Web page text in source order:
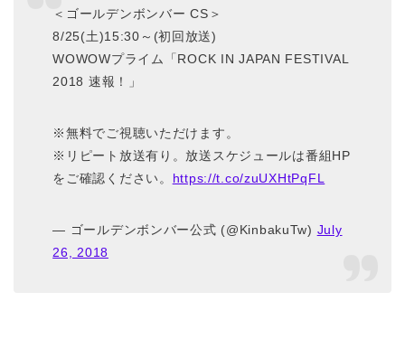
＜ゴールデンボンバー CS＞
8/25(土)15:30～(初回放送)
WOWOWプライム「ROCK IN JAPAN FESTIVAL
2018 速報！」
※無料でご視聴いただけます。
※リピート放送有り。放送スケジュールは番組HP
をご確認ください。 https://t.co/zuUXHtPqFL
— ゴールデンボンバー公式 (@KinbakuTw) July
26, 2018